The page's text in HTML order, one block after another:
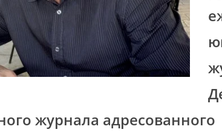
журнала адресованного